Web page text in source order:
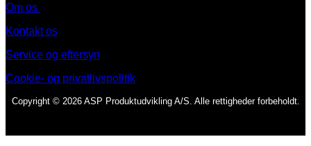
Om os
Kontakt os
Service og eftersyn
Cookie- og privatlivspolitik
Copyright © 2026 ASP Produktudvikling A/S. Alle rettigheder forbeholdt.